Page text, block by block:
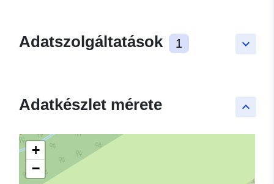
keyboard_arrow_down
Adatszolgáltatások 1
keyboard_arrow_up
Adatkészlet mérete
+
−